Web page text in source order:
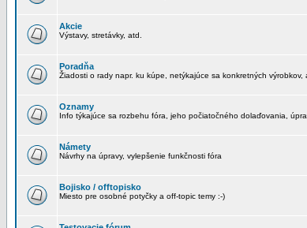
Akcie
Výstavy, stretávky, atd.
Poradňa
Žiadosti o rady napr. ku kúpe, netýkajúce sa konkretných výrobkov,
Oznamy
Info týkajúce sa rozbehu fóra, jeho počiatočného dolaďovania,
Námety
Návrhy na úpravy, vylepšenie funkčnosti fóra
Bojisko / offtopisko
Miesto pre osobné potyčky a off-topic temy :-)